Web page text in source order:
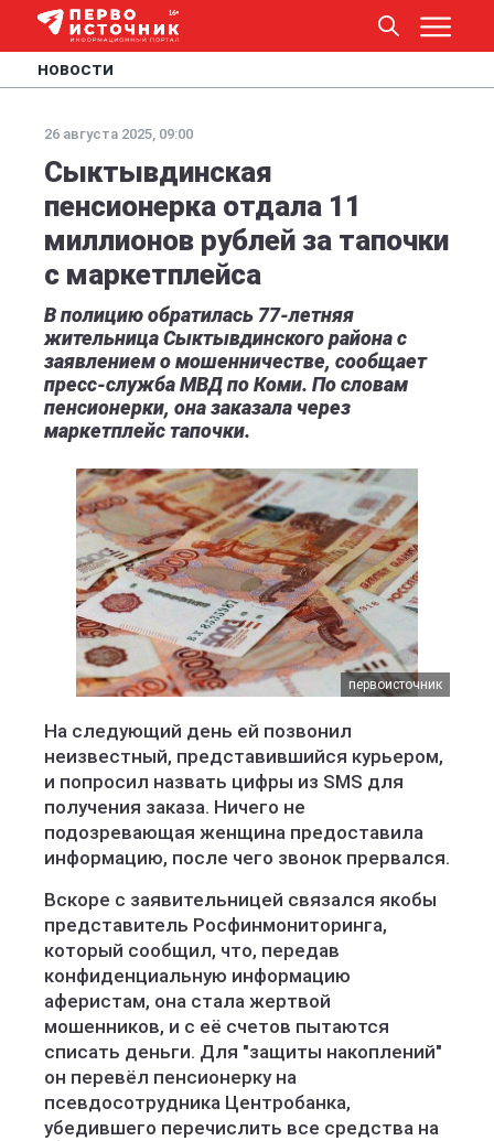
НОВОСТИ
26 августа 2025, 09:00
Сыктывдинская
пенсионерка отдала 11
миллионов рублей за тапочки
с маркетплейса
В полицию обратилась 77-летняя
жительница Сыктывдинского района с
заявлением о мошенничестве, сообщает
пресс-служба МВД по Коми. По словам
пенсионерки, она заказала через
маркетплейс тапочки.
первоисточник
На следующий день ей позвонил
неизвестный, представившийся курьером,
и попросил назвать цифры из SMS для
получения заказа. Ничего не
подозревающая женщина предоставила
информацию, после чего звонок прервался.
Вскоре с заявительницей связался якобы
представитель Росфинмониторинга,
который сообщил, что, передав
конфиденциальную информацию
аферистам, она стала жертвой
мошенников, и с её счетов пытаются
списать деньги. Для "защиты накоплений"
он перевёл пенсионерку на
псевдосотрудника Центробанка,
убедившего перечислить все средства на